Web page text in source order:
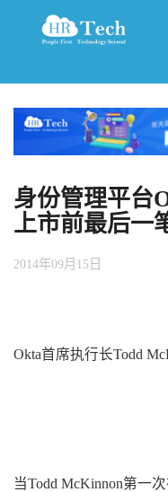
身份管理平台
上市前最后一
2014年09月15日
Okta首席执行长Todd
当Todd McKinnon第一